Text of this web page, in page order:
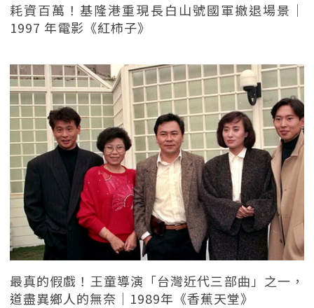
耗資百萬！基隆港重現長白山號國軍撤退場景｜
1997 年電影《紅柿子》
最真的假戲！王童導演「台灣近代三部曲」之一，
道盡異鄉人的無奈｜1989年《香蕉天堂》